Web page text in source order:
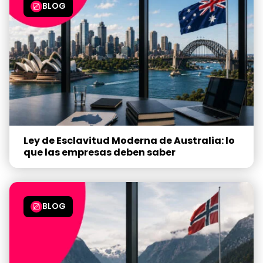
BLOG
Ley de Esclavitud Moderna de Australia: lo
que las empresas deben saber
BLOG